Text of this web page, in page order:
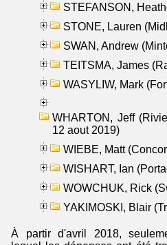
STEFANSON,
STONE, Lauren
SWAN, Andrew
TEITSMA, James
WASYLIW, Mark
WHARTON, Jeff
12 aout 2019)
WIEBE, Matt
WISHART, Ian
WOWCHUK, Rick
YAKIMOSKI, Blair
À partir d'avril 2018,